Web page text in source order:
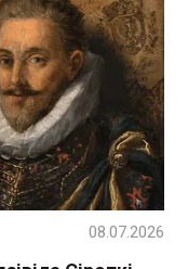
08.07.2026